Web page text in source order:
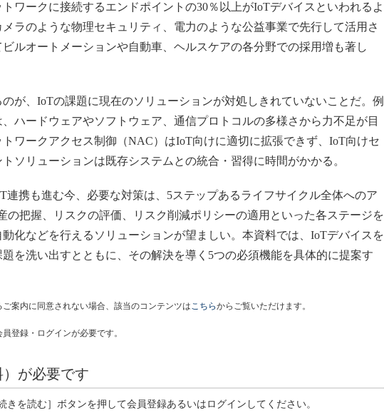
ワークに接続するエンドポイントの30％以上がIoTデバイスといわれるよ
ラのような物理セキュリティ、電力のような公益事業で先行して活用さ
ルオートメーションや自動車、ヘルスケアの各分野での採用増も著し
が、IoTの課題に現在のソリューションが対処しきれていないことだ。例
ハードウェアやソフトウェア、通信プロトコルの多様さから力不足が目
ワークアクセス制御（NAC）はIoT向けに適切に拡張できず、IoT向けセ
ソリューションは既存システムとの統合・習得に時間がかかる。
携も進む今、必要な対策は、5ステップあるライフサイクル全体へのア
の把握、リスクの評価、リスク削減ポリシーの適用といった各ステージを
化などを行えるソリューションが望ましい。本資料では、IoTデバイスを
を洗い出すとともに、その解決を導く5つの必須機能を具体的に提案す
案内に同意されない場合、該当のコンテンツはこちらからご覧いただけます。
登録・ログインが必要です。
が必要です
きを読む］ボタンを押して会員登録あるいはログインしてください。